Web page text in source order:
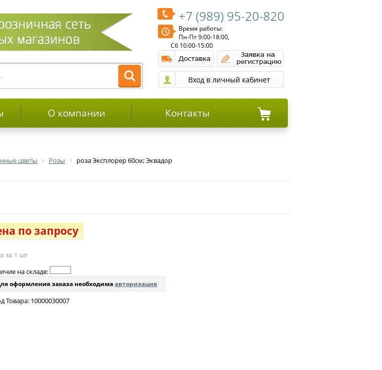
+7 (989) 95-20-820
Время работы:
Пн-Пт 9:00-18:00,
Сб 10:00-15:00
О компании Контакты
цветы Розы роза Эксплорер 60см; Эквадор
по запросу
за 1 шт
на складе:
оформления заказа необходимаавторизация
Товара: 10000030007